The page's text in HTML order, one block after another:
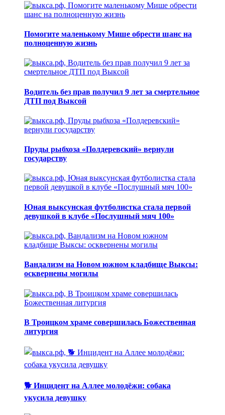
Помогите маленькому Мише обрести шанс на
полноценную жизнь
Водитель без прав получил 9 лет за смертельное
ДТП под Выксой
Пруды рыбхоза «Полдеревский» вернули
государству
Юная выксунская футболистка стала первой
девушкой в клубе «Послушный мяч 100»
Вандализм на Новом южном кладбище Выксы:
осквернены могилы
В Троицком храме совершилась Божественная
литургия
🐕 Инцидент на Аллее молодёжи: собака
укусила девушку